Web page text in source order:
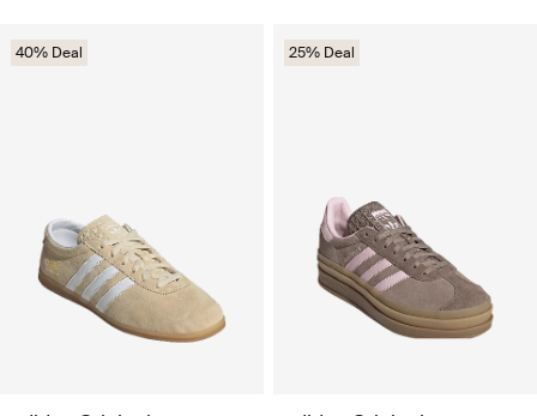
40% Deal 25% Deal